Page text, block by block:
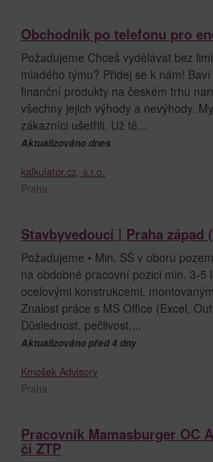
Obchodník po telefonu pro
Požadujeme Chceš vydělávat bez
mladého týmu? Přidej se k nám!
finanční produkty na českém trhu
všechny jejich výhody a nevýhody.
zákazníci ušetřili. Už tě...
Aktualizováno dnes
kalkulator.cz, s.r.o.
Praha
Stavbyvedoucí | Praha západ
Požadujeme • Min. SŠ v oboru
na obdobné pracovní pozici min. 3-5
ocelovými konstrukcemi,
Znalost práce s MS Office (Excel,
Důslednost, pečlivost,...
Aktualizováno před 4 dny
Kmošek Advisory
Praha
Pracovník Mamasburger OC
či ZTP